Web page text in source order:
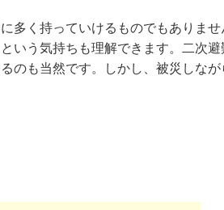
多く持っていけるものでもありませ
いう気持ちも理解できます。二次避
のも当然です。しかし、被災しなが